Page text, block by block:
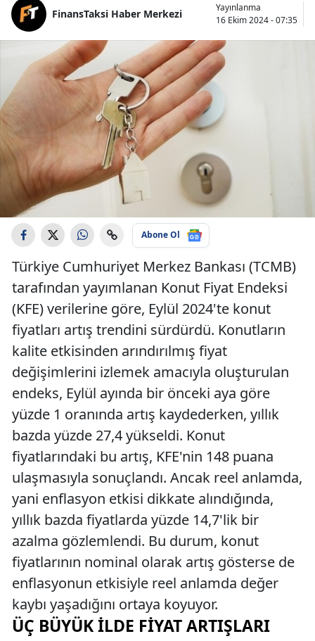
FinansTaksi Haber Merkezi
Yayınlanma
16 Ekim 2024 - 07:35
Abone Ol
Türkiye Cumhuriyet Merkez Bankası (TCMB)
tarafından yayımlanan Konut Fiyat Endeksi
(KFE) verilerine göre, Eylül 2024'te konut
fiyatları artış trendini sürdürdü. Konutların
kalite etkisinden arındırılmış fiyat
değişimlerini izlemek amacıyla oluşturulan
endeks, Eylül ayında bir önceki aya göre
yüzde 1 oranında artış kaydederken, yıllık
bazda yüzde 27,4 yükseldi. Konut
fiyatlarındaki bu artış, KFE'nin 148 puana
ulaşmasıyla sonuçlandı. Ancak reel anlamda,
yani enflasyon etkisi dikkate alındığında,
yıllık bazda fiyatlarda yüzde 14,7'lik bir
azalma gözlemlendi. Bu durum, konut
fiyatlarının nominal olarak artış gösterse de
enflasyonun etkisiyle reel anlamda değer
kaybı yaşadığını ortaya koyuyor.
ÜÇ BÜYÜK İLDE FIYAT ARTIŞLARI